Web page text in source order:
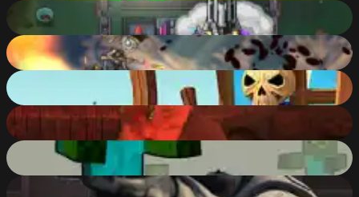
Zombie Siege
70
%
Hard Rock Zombie Truck
65%
War Machine
82
Super Zombie Shooter
82
Zombie Counter Craft
78
Counter Craft: Battle Royale